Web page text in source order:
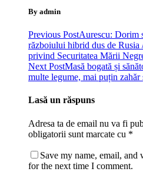
By admin
Previous PostAurescu: Dorim
războiului hibrid dus de
privind Securitatea Mării
Next PostMasă bogată și
multe legume, mai puțin zahăr
Lasă un răspuns
Adresa ta de email nu va fi
obligatorii sunt marcate cu *
Save my name, email, and
for the next time I comment.